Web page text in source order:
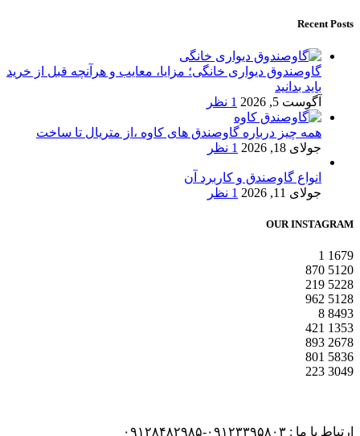
Recent Posts
گاوصندوق دیواری خانگی؛ مزایا، معایب و هرآنچه قبل از خرید
باید بدانید
آگوست 5, 2026
1 نظر
همه چیز درباره گاوصندق های کاوه ،از متریال تا ساخت
جولای 18, 2026
1 نظر
انواع گاوصندق و کاربرد آن
جولای 11, 2026
1 نظر
OUR INSTAGRAM
1679
1
5120
870
5228
219
5128
962
8493
8
1353
421
2678
893
5836
801
3049
223
ارتباط با ما : ۰۹۱۲۳۳۹۵۸۰۳-۰۹۱۲۸۴۸۲۹۸۵